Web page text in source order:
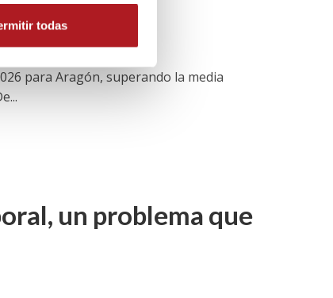
todas
para Aragón, superando la media
un problema que